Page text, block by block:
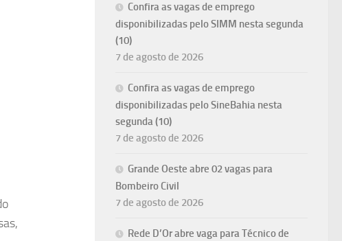
Confira as vagas de emprego
disponibilizadas pelo SIMM nesta segunda
(10)
7 de agosto de 2026
Confira as vagas de emprego
disponibilizadas pelo SineBahia nesta
segunda (10)
7 de agosto de 2026
Grande Oeste abre 02 vagas para
Bombeiro Civil
7 de agosto de 2026
Rede D’Or abre vaga para Técnico de